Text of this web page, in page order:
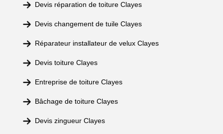
Devis réparation de toiture Clayes
Devis changement de tuile Clayes
Réparateur installateur de velux Clayes
Devis toiture Clayes
Entreprise de toiture Clayes
Bâchage de toiture Clayes
Devis zingueur Clayes